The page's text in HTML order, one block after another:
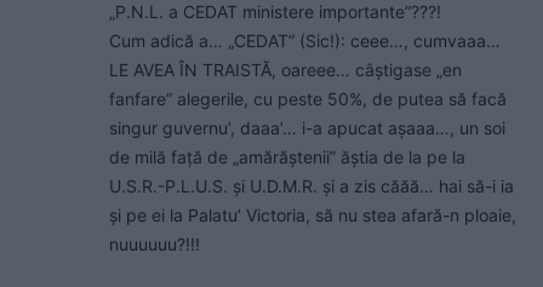
„P.N.L. a CEDAT ministere importante”???!
Cum adică a… „CEDAT” (Sic!): ceee…, cumvaaa…
LE AVEA ÎN TRAISTĂ, oareee… câștigase „en
fanfare” alegerile, cu peste 50%, de putea să facă
singur guvernu’, daaa’… i-a apucat așaaa…, un soi
de milă față de „amărăștenii” ăștia de la pe la
U.S.R.-P.L.U.S. și U.D.M.R. și a zis căăă… hai să-i ia
și pe ei la Palatu’ Victoria, să nu stea afară-n ploaie,
nuuuuuu?!!!